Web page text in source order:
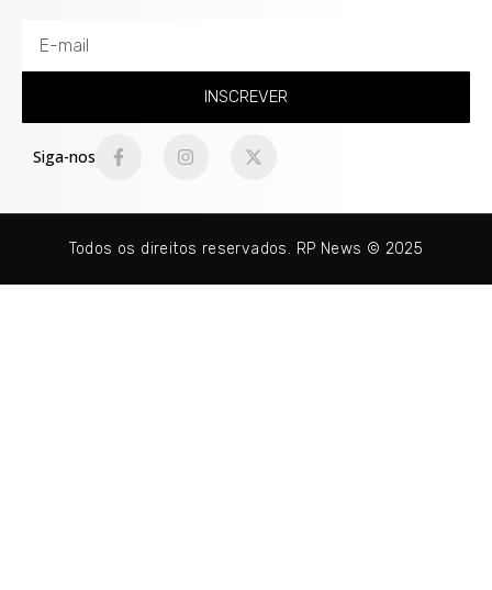
INSCREVER
Siga-nos
Todos os direitos reservados. RP News © 2025